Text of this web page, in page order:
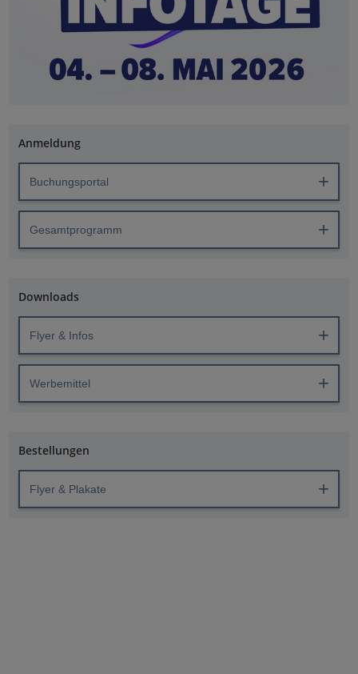
Anmeldung
Buchungsportal
Gesamtprogramm
Downloads
Flyer & Infos
Werbemittel
Bestellungen
Flyer & Plakate